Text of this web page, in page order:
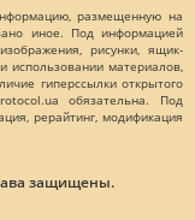
размещенную на
иное. Под информацией
рисунки, ящик-
использовании материалов,
гиперссылки открытого
обязательна. Под
рерайтинг, модификация
защищены.